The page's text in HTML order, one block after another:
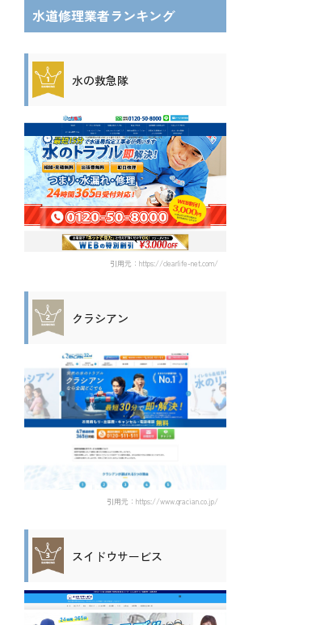
水道修理業者ランキング
水の救急隊
引用元：https://clearlife-net.com/
クラシアン
引用元：https://www.qracian.co.jp/
スイドウサービス